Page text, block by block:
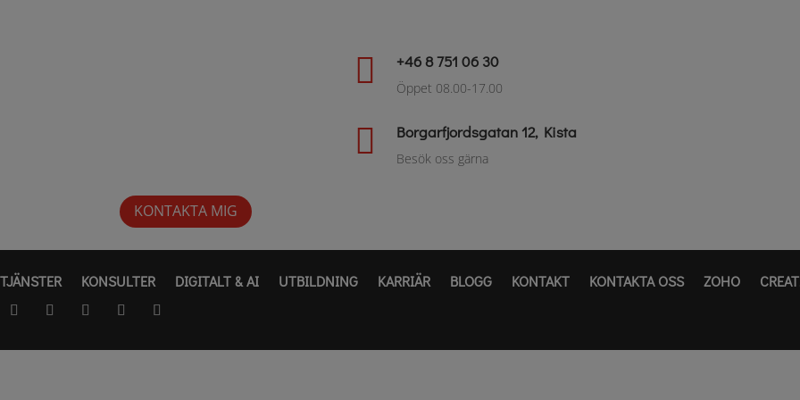
 +46 8 751 06 30
Öppet 08.00-17.00
 Borgarfjordsgatan 12, Kista
Besök oss gärna
KONTAKTA MIG
TJÄNSTER KONSULTER DIGITALT & AI UTBILDNING KARRIÄR BLOGG KONTAKT KONTAKTA OSS ZOHO